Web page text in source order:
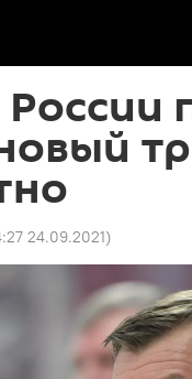
24.09.2021)